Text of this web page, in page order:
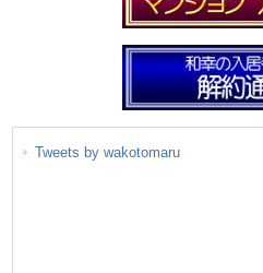
Tweets by wakotomaru